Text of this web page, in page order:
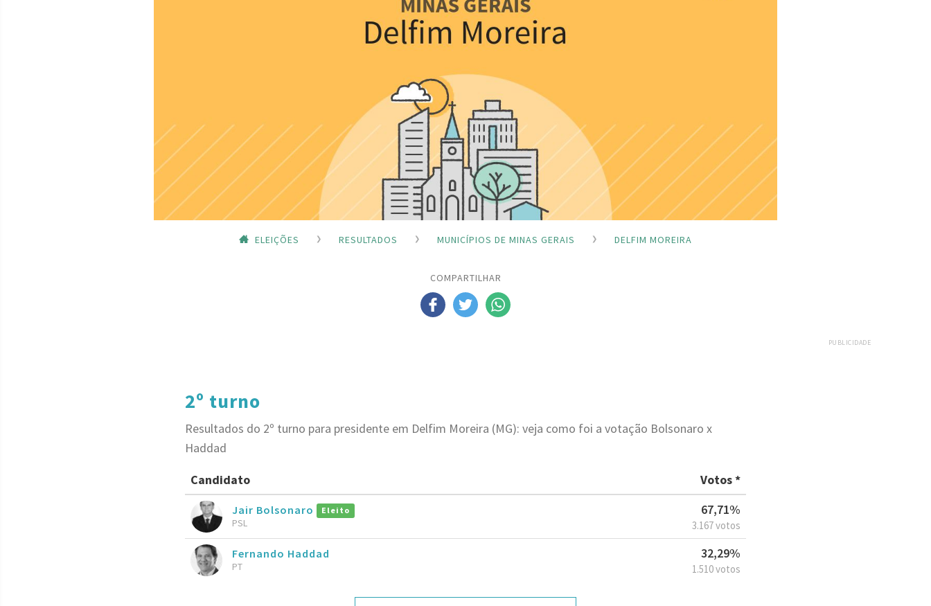
ELEIÇÕES RESULTADOS MUNICÍPIOS DE MINAS GERAIS DELFIM MOREIRA
COMPARTILHAR
PUBLICIDADE
2º turno
Resultados do 2º turno para presidente em Delfim Moreira (MG): veja como foi a votação Bolsonaro x
Haddad
Candidato
Votos *
Jair Bolsonaro Eleito
PSL
67,71%
3.167 votos
Fernando Haddad
PT
32,29%
1.510 votos